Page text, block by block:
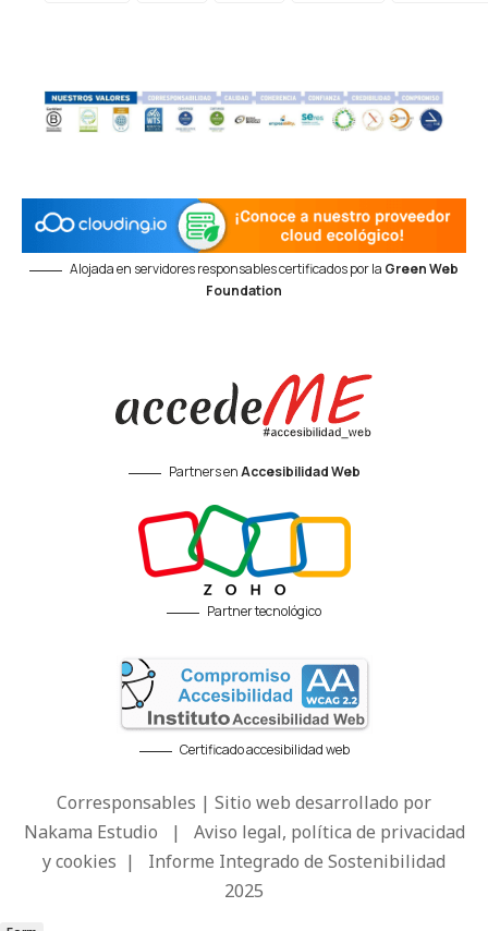
Alojada en servidores responsables certificados por la Green Web
Foundation
Partners enAccesibilidad Web
Partner tecnológico
Certificado accesibilidad web
Corresponsables | Sitio web desarrollado por
Nakama Estudio | Aviso legal, política de privacidad
y cookies | Informe Integrado de Sostenibilidad
2025